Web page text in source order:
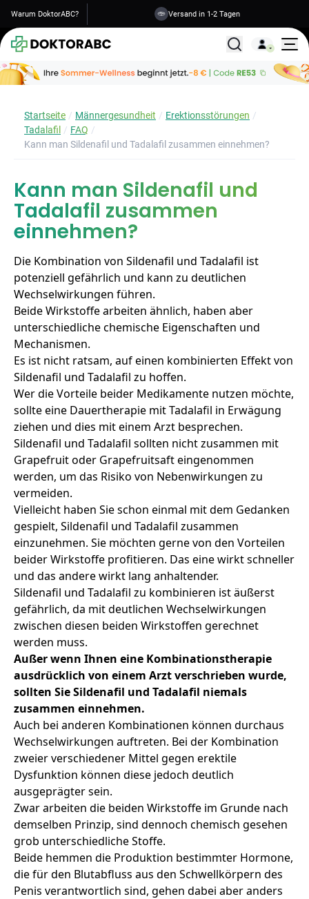
Warum DoktorABC? Versand in 1-2 Tagen
Alle
Startseite Männergesundheit
Erektionsstörungen
Tadalafil
FAQ
Kann man Sildenafil und Tadalafil zusammen einnehmen?
Kann man Sildenafil und
Tadalafil zusammen
einnehmen?
Die Kombination von Sildenafil und Tadalafil ist
potenziell gefährlich und kann zu deutlichen
Wechselwirkungen führen.
Beide Wirkstoffe arbeiten ähnlich, haben aber
unterschiedliche chemische Eigenschaften und
Mechanismen.
Es ist nicht ratsam, auf einen kombinierten Effekt von
Sildenafil und Tadalafil zu hoffen.
Wer die Vorteile beider Medikamente nutzen möchte,
sollte eine Dauertherapie mit Tadalafil in Erwägung
ziehen und dies mit einem Arzt besprechen.
Sildenafil und Tadalafil sollten nicht zusammen mit
Grapefruit oder Grapefruitsaft eingenommen
werden, um das Risiko von Nebenwirkungen zu
vermeiden.
Vielleicht haben Sie schon einmal mit dem Gedanken
gespielt, Sildenafil und Tadalafil zusammen
einzunehmen. Sie möchten gerne von den Vorteilen
beider Wirkstoffe profitieren. Das eine wirkt schneller
und das andere wirkt lang anhaltender.
Sildenafil und Tadalafil zu kombinieren ist äußerst
gefährlich, da mit deutlichen Wechselwirkungen
zwischen diesen beiden Wirkstoffen gerechnet
werden muss.
Außer wenn Ihnen eine Kombinationstherapie
ausdrücklich von einem Arzt verschrieben wurde,
sollten Sie Sildenafil und Tadalafil niemals
zusammen einnehmen.
Auch bei anderen Kombinationen können durchaus
Wechselwirkungen auftreten. Bei der Kombination
zweier verschiedener Mittel gegen erektile
Dysfunktion können diese jedoch deutlich
ausgeprägter sein.
Zwar arbeiten die beiden Wirkstoffe im Grunde nach
demselben Prinzip, sind dennoch chemisch gesehen
grob unterschiedliche Stoffe.
Beide hemmen die Produktion bestimmter Hormone,
die für den Blutabfluss aus den Schwellkörpern des
Penis verantwortlich sind, gehen dabei aber anders